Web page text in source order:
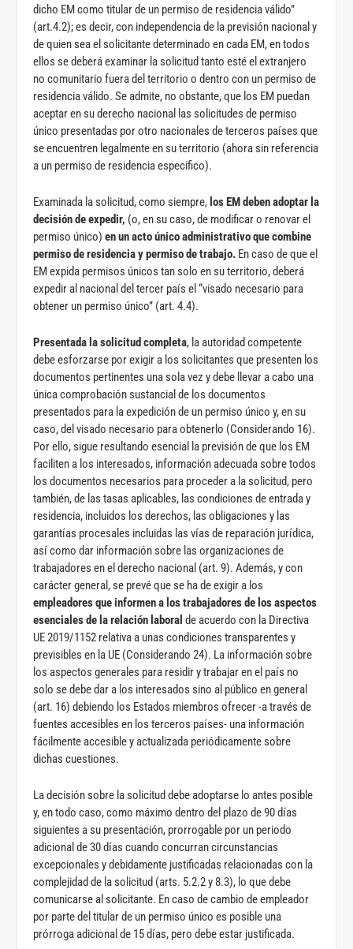
dicho EM como titular de un permiso de residencia válido”
(art.4.2); es decir, con independencia de la previsión nacional y
de quien sea el solicitante determinado en cada EM, en todos
ellos se deberá examinar la solicitud tanto esté el extranjero
no comunitario fuera del territorio o dentro con un permiso de
residencia válido. Se admite, no obstante, que los EM puedan
aceptar en su derecho nacional las solicitudes de permiso
único presentadas por otro nacionales de terceros países que
se encuentren legalmente en su territorio (ahora sin referencia
a un permiso de residencia especifico).
Examinada la solicitud, como siempre, los EM deben adoptar la
decisión de expedir, (o, en su caso, de modificar o renovar el
permiso único) en un acto único administrativo que combine
permiso de residencia y permiso de trabajo. En caso de que el
EM expida permisos únicos tan solo en su territorio, deberá
expedir al nacional del tercer país el “visado necesario para
obtener un permiso único” (art. 4.4).
Presentada la solicitud completa, la autoridad competente
debe esforzarse por exigir a los solicitantes que presenten los
documentos pertinentes una sola vez y debe llevar a cabo una
única comprobación sustancial de los documentos
presentados para la expedición de un permiso único y, en su
caso, del visado necesario para obtenerlo (Considerando 16).
Por ello, sigue resultando esencial la previsión de que los EM
faciliten a los interesados, información adecuada sobre todos
los documentos necesarios para proceder a la solicitud, pero
también, de las tasas aplicables, las condiciones de entrada y
residencia, incluidos los derechos, las obligaciones y las
garantías procesales incluidas las vías de reparación jurídica,
así como dar información sobre las organizaciones de
trabajadores en el derecho nacional (art. 9). Además, y con
carácter general, se prevé que se ha de exigir a los
empleadores que informen a los trabajadores de los aspectos
esenciales de la relación laboral de acuerdo con la Directiva
UE 2019/1152 relativa a unas condiciones transparentes y
previsibles en la UE (Considerando 24). La información sobre
los aspectos generales para residir y trabajar en el país no
solo se debe dar a los interesados sino al público en general
(art. 16) debiendo los Estados miembros ofrecer -a través de
fuentes accesibles en los terceros países- una información
fácilmente accesible y actualizada periódicamente sobre
dichas cuestiones.
La decisión sobre la solicitud debe adoptarse lo antes posible
y, en todo caso, como máximo dentro del plazo de 90 días
siguientes a su presentación, prorrogable por un periodo
adicional de 30 días cuando concurran circunstancias
excepcionales y debidamente justificadas relacionadas con la
complejidad de la solicitud (arts. 5.2.2 y 8.3), lo que debe
comunicarse al solicitante. En caso de cambio de empleador
por parte del titular de un permiso único es posible una
prórroga adicional de 15 días, pero debe estar justificada.